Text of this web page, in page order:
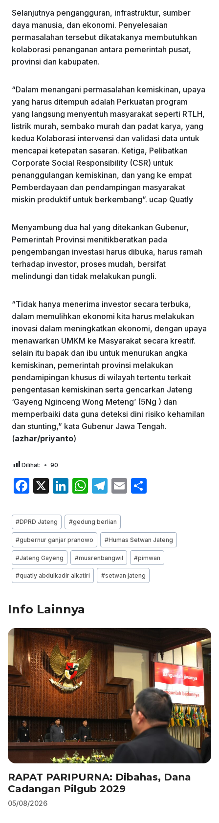
Selanjutnya pengangguran, infrastruktur, sumber
daya manusia, dan ekonomi. Penyelesaian
permasalahan tersebut dikatakanya membutuhkan
kolaborasi penanganan antara pemerintah pusat,
provinsi dan kabupaten.
“Dalam menangani permasalahan kemiskinan, upaya
yang harus ditempuh adalah Perkuatan program
yang langsung menyentuh masyarakat seperti RTLH,
listrik murah, sembako murah dan padat karya, yang
kedua Kolaborasi intervensi dan validasi data untuk
mencapai ketepatan sasaran. Ketiga, Pelibatkan
Corporate Social Responsibility (CSR) untuk
penanggulangan kemiskinan, dan yang ke empat
Pemberdayaan dan pendampingan masyarakat
miskin produktif untuk berkembang”. ucap Quatly
Menyambung dua hal yang ditekankan Gubenur,
Pemerintah Provinsi menitikberatkan pada
pengembangan investasi harus dibuka, harus ramah
terhadap investor, proses mudah, bersifat
melindungi dan tidak melakukan pungli.
“Tidak hanya menerima investor secara terbuka,
dalam memulihkan ekonomi kita harus melakukan
inovasi dalam meningkatkan ekonomi, dengan upaya
menawarkan UMKM ke Masyarakat secara kreatif.
selain itu bapak dan ibu untuk menurukan angka
kemiskinan, pemerintah provinsi melakukan
pendamipingan khusus di wilayah tertentu terkait
pengentasan kemiskinan serta gencarkan Jateng
‘Gayeng Nginceng Wong Meteng’ (5Ng ) dan
memperbaiki data guna deteksi dini risiko kehamilan
dan stunting,” kata Gubenur Jawa Tengah.
(azhar/priyanto)
Dilihat: 90
F
c
e
b
o
o
X
Li
k
e
dI
n
W
at
s
A
p
p
T
e
gr
a
m
E
l
e
Post
Tags:
#DPRD Jateng #gedung berlian
#gubernur ganjar pranowo #Humas Setwan Jateng
#Jateng Gayeng #musrenbangwil #pimwan
#quatly abdulkadir alkatiri #setwan jateng
Info Lainnya
RAPAT PARIPURNA: Dibahas, Dana
Cadangan Pilgub 2029
05/08/2026